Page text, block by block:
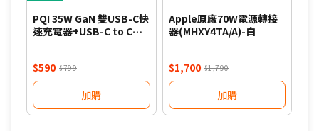
PQI 35W GaN 雙USB-C快
速充電器+USB-C to C編
$590 $799
加購
Apple原廠70W電源轉接
器(MHXY4TA/A)-白
$1,700 $1,790
加購